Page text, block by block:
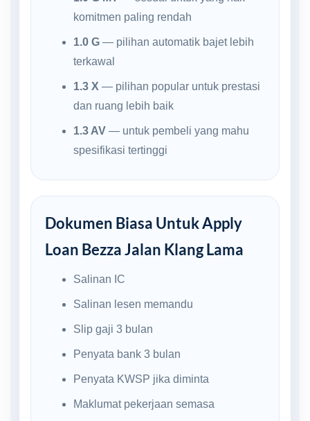
komitmen paling rendah
1.0 G— pilihan automatik bajet lebih
terkawal
1.3 X — pilihan popular untuk prestasi
dan ruang lebih baik
1.3 AV— untuk pembeli yang mahu
spesifikasi tertinggi
Dokumen Biasa Untuk Apply
Loan Bezza Jalan Klang Lama
Salinan IC
Salinan lesen memandu
Slip gaji 3 bulan
Penyata bank 3 bulan
Penyata KWSP jika diminta
Maklumat pekerjaan semasa